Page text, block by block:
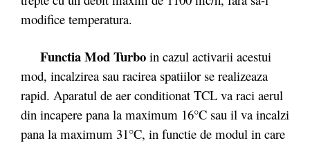
modifice temperatura.
Functia Mod Turbo in cazul activarii acestui
mod, incalzirea sau racirea spatiilor se realizeaza
rapid. Aparatul de aer conditionat TCL va raci aerul
din incapere pana la maximum 16°C sau il va incalzi
pana la maximum 31°C, in functie de modul in care